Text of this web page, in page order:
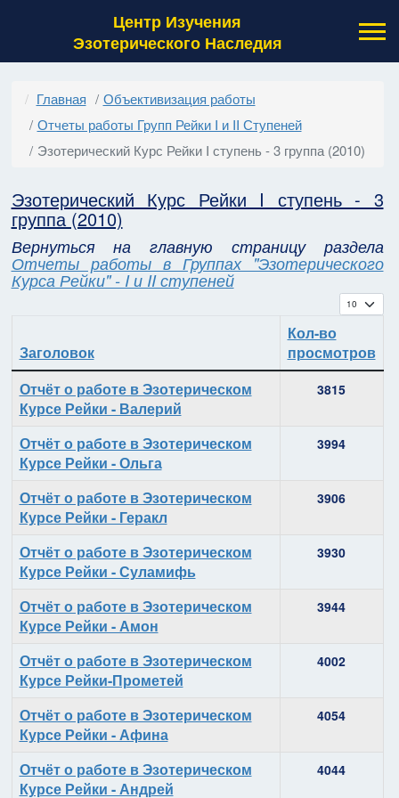
Центр Изучения
Эзотерического Наследия
Главная
Объективизация работы
Отчеты работы Групп Рейки I и II Ступеней
Эзотерический Курс Рейки I ступень - 3 группа (2010)
Эзотерический Курс Рейки I ступень - 3
группа (2010)
Вернуться на главную страницу раздела
Отчеты работы в Группах "Эзотерического
Курса Рейки" - I и II ступеней
Кол-во
Материалы
Заголовок
Кол-во
просмотров
Отчёт о работе в Эзотерическом
Курсе Рейки - Валерий
3815
Отчёт о работе в Эзотерическом
Курсе Рейки - Ольга
3994
Отчёт о работе в Эзотерическом
Курсе Рейки - Геракл
3906
Отчёт о работе в Эзотерическом
Курсе Рейки - Суламифь
3930
Отчёт о работе в Эзотерическом
Курсе Рейки - Амон
3944
Отчёт о работе в Эзотерическом
Курсе Рейки-Прометей
4002
Отчёт о работе в Эзотерическом
Курсе Рейки - Афина
4054
Отчёт о работе в Эзотерическом
Курсе Рейки - Андрей
4044